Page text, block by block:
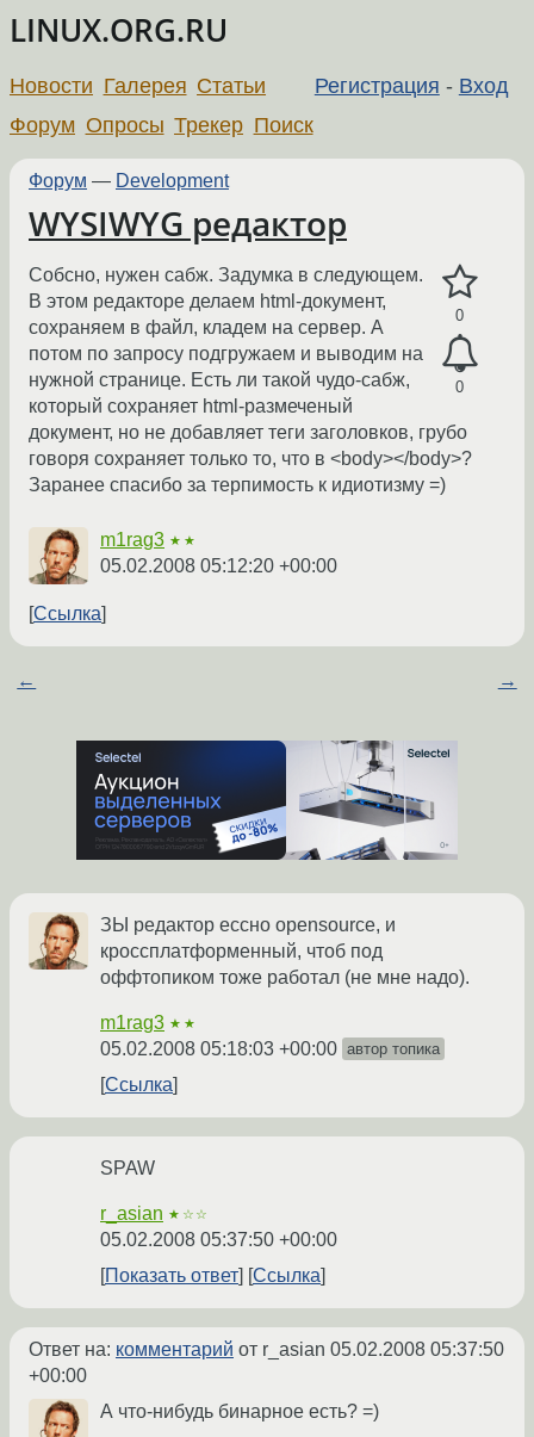
LINUX.ORG.RU
Регистрация - Вход
Новости Галерея Статьи
Форум Опросы Трекер Поиск
Форум — Development
WYSIWYG редактор
0
0
Собсно, нужен сабж. Задумка в следующем.
В этом редакторе делаем html-документ,
сохраняем в файл, кладем на сервер. А
потом по запросу подгружаем и выводим на
нужной странице. Есть ли такой чудо-сабж,
который сохраняет html-размеченый
документ, но не добавляет теги заголовков, грубо
говоря сохраняет только то, что в <body></body>?
Заранее спасибо за терпимость к идиотизму =)
m1rag3 ★★
05.02.2008 05:12:20 +00:00
Ссылка
← →
ЗЫ редактор ессно opensource, и
кроссплатформенный, чтоб под
оффтопиком тоже работал (не мне надо).
m1rag3 ★★
05.02.2008 05:18:03 +00:00 автор топика
Ссылка
SPAW
r_asian ★☆☆
05.02.2008 05:37:50 +00:00
Показать ответ
Ссылка
Ответ на: комментарий от r_asian 05.02.2008 05:37:50
+00:00
А что-нибудь бинарное есть? =)